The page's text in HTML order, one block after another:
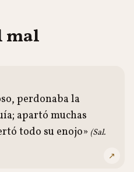
mal
perdonaba la
apartó muchas
todo su enojo» (Sal.
↗